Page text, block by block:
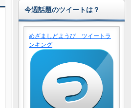
今週話題のツイートは？
めざましどようび ツイートラ
ンキング